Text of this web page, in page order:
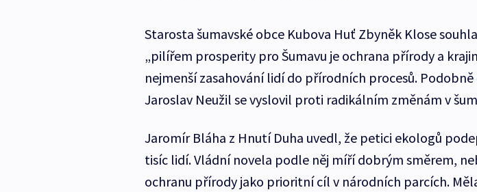
Starosta šumavské obce Kubova Huť Zbyněk Klose
„pilířem prosperity pro Šumavu je ochrana přírody a
nejmenší zasahování lidí do přírodních procesů.
Jaroslav Neužil se vyslovil proti radikálním změnám v
Jaromír Bláha z Hnutí Duha uvedl, že petici ekologů
tisíc lidí. Vládní novela podle něj míří dobrým směrem,
ochranu přírody jako prioritní cíl v národních parcích.